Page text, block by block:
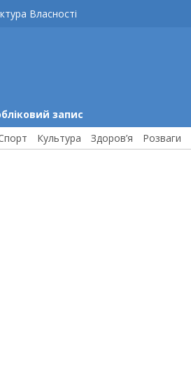
Власності
запис
Культура Здоров’я Розваги